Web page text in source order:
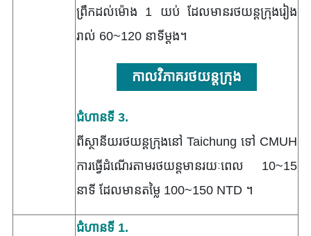
ព្រឹកដល់ម៉ោង 1 យប់ ដែលមានរថយន្តក្រុងរៀង
រាល់ 60~120 នាទីម្ដង។
កាលវិភាគរថយន្តក្រុង
ជំហានទី 3.
ពីស្ថានីយរថយន្តក្រុងនៅ Taichung ទៅ CMUH
ការធ្វើដំណើរតាមរថយន្តមានរយៈពេល 10~15
នាទី ដែលមានតម្លៃ 100~150 NTD ។
ជំហានទី 1.